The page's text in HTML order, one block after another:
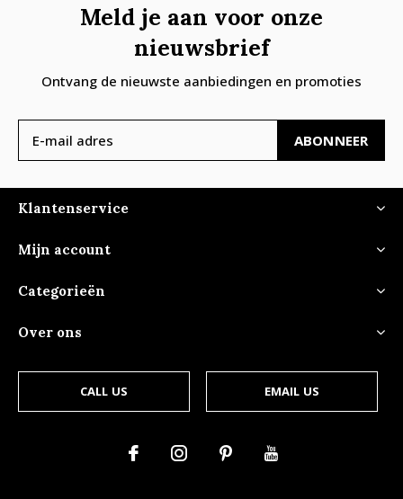
Meld je aan voor onze
nieuwsbrief
Ontvang de nieuwste aanbiedingen en promoties
ABONNEER
Klantenservice
Mijn account
Categorieën
Over ons
CALL US EMAIL US